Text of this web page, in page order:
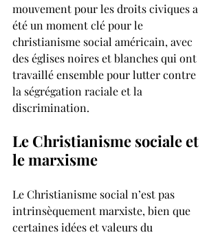
mouvement pour les droits civiques a
été un moment clé pour le
christianisme social américain, avec
des églises noires et blanches qui ont
travaillé ensemble pour lutter contre
la ségrégation raciale et la
discrimination.
Le Christianisme sociale et
le marxisme
Le Christianisme social n’est pas
intrinsèquement marxiste, bien que
certaines idées et valeurs du